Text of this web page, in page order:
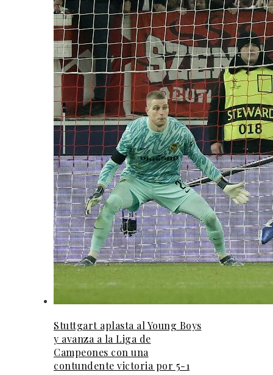
Stuttgart aplasta al Young Boys
y avanza a la Liga de
Campeones con una
contundente victoria por 5-1